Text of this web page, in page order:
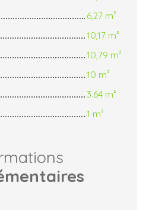
6,27 m²
10,17 m²
10,79 m²
10 m²
3.64 m²
1 m²